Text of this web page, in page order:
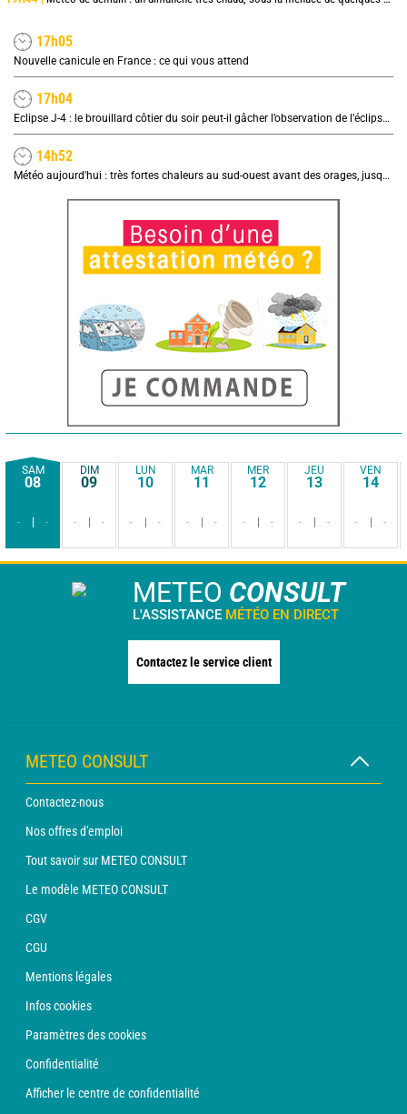
17h05
Nouvelle canicule en France : ce qui vous attend
17h04
Eclipse J-4 : le brouillard côtier du soir peut-il gâcher l’observation de l’éclipse à la plage ?
14h52
Météo aujourd'hui : très fortes chaleurs au sud-ouest avant des orages, jusqu'à 39°C
SAM
08
- -
DIM
09
- -
LUN
10
- -
MAR
11
- -
MER
12
- -
JEU
13
- -
VEN
14
- -
METEO CONSULT
L'ASSISTANCE MÉTÉO EN DIRECT
Contactez le service client
METEO CONSULT
Contactez-nous
Nos offres d'emploi
Tout savoir sur METEO CONSULT
Le modèle METEO CONSULT
CGV
CGU
Mentions légales
Infos cookies
Paramètres des cookies
Confidentialité
Afficher le centre de confidentialité